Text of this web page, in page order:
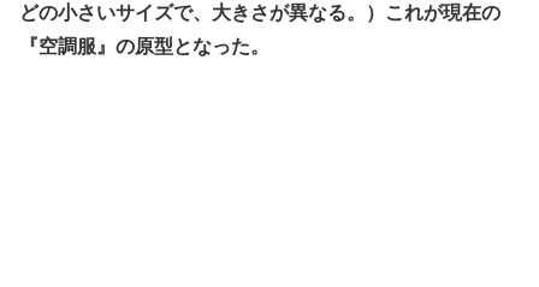
どの小さいサイズで、大きさが異なる。）これが現在の
『空調服』の原型となった。